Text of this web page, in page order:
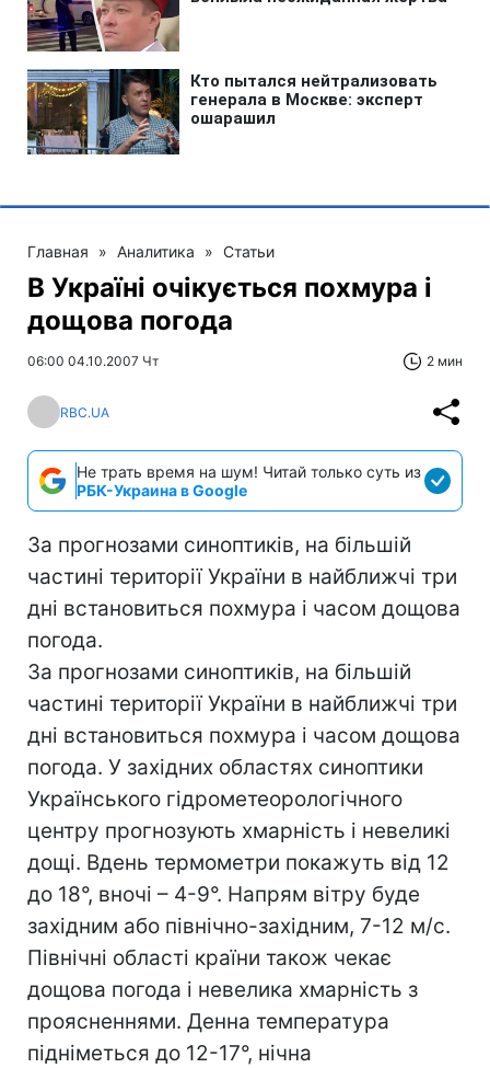
Главная » Аналитика » Статьи
В Україні очікується похмура і
дощова погода
06:00 04.10.2007 Чт 2 мин
RBC.UA
Не трать время на шум! Читай только суть из
РБК-Украина в Google
За прогнозами синоптиків, на більшій
частині території України в найближчі три
дні встановиться похмура і часом дощова
погода.
За прогнозами синоптиків, на більшій
частині території України в найближчі три
дні встановиться похмура і часом дощова
погода. У західних областях синоптики
Українського гідрометеорологічного
центру прогнозують хмарність і невеликі
дощі. Вдень термометри покажуть від 12
до 18°, вночі – 4-9°. Напрям вітру буде
західним або північно-західним, 7-12 м/с.
Північні області країни також чекає
дощова погода і невелика хмарність з
проясненнями. Денна температура
підніметься до 12-17°, нічна